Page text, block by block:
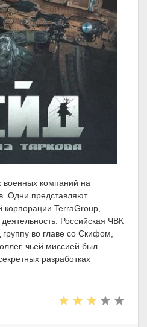
военных компаний на
Одни представляют
TerraGroup,
Российская ЧВК
во главе со Скифом,
чьей миссией был
разработках